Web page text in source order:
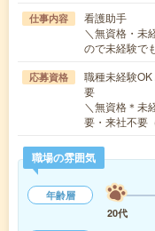
仕事内容
看護助手
＼無資格・未
ので未経験
応募資格
職種未経験
要
＼無資格＊未
要・来社不要
職場の雰囲気
年齢層
20代